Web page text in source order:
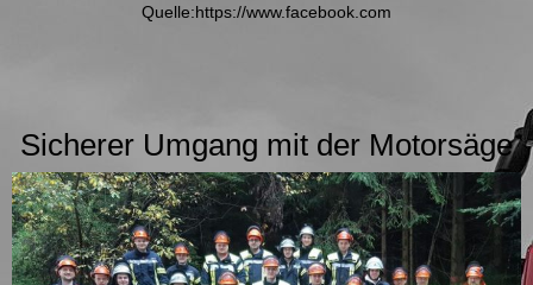
Quelle:https://www.facebook.com
Sicherer Umgang mit der Motorsäge